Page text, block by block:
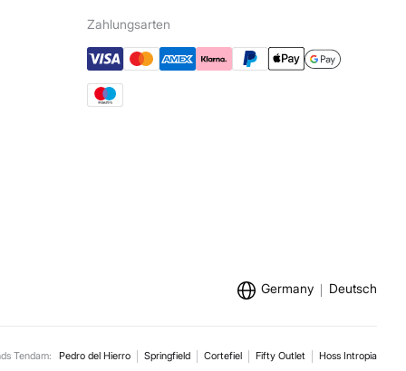
Zahlungsarten
Germany Deutsch
Tendam: Pedro del Hierro Springfield Cortefiel Fifty Outlet Hoss Intropia